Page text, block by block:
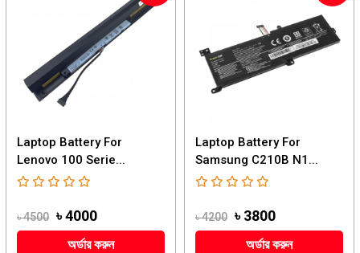
Laptop Battery For
Lenovo 100 Serie...
৳ 4500 ৳ 4000
অর্ডার করুন
Laptop Battery For
Samsung C210B N1...
৳ 4200 ৳ 3800
অর্ডার করুন